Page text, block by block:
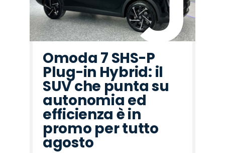
Omoda 7 SHS-P
Plug-in Hybrid: il
SUV che punta su
autonomia ed
efficienza è in
promo per tutto
agosto